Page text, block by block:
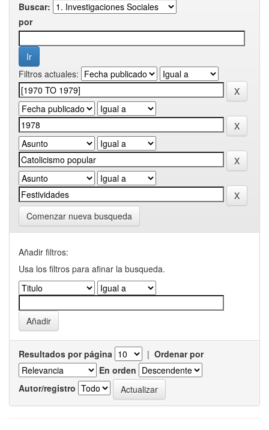
Buscar:
por
Filtros actuales:
Comenzar nueva busqueda
Añadir filtros:
Usa los filtros para afinar la busqueda.
Resultados por página | Ordenar por
En orden
Autor/registro